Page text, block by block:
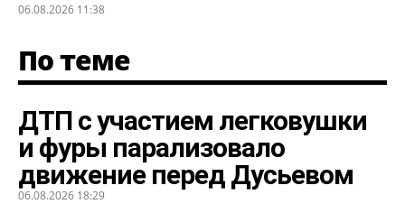
06.08.2026 11:38
По теме
ДТП с участием легковушки
и фуры парализовало
движение перед Дусьевом
06.08.2026 18:29